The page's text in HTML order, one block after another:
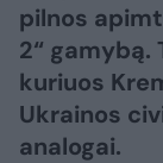
pilnos
2“ gamybą.
kuriuos
Ukrainos
analogai.